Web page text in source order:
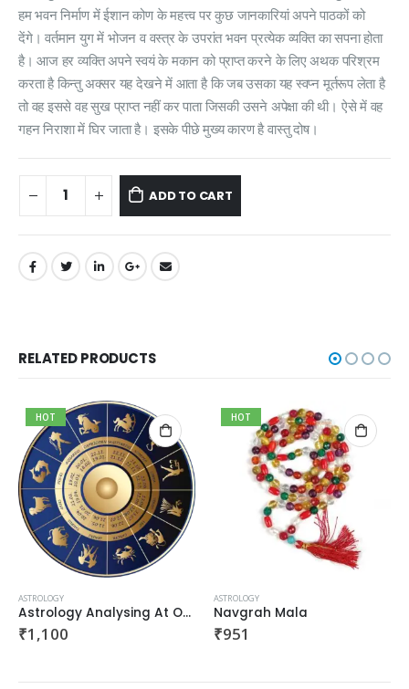
हम भवन निर्माण में ईशान कोण के महत्त्व पर कुछ जानकारियां अपने पाठकों को
देंगे। वर्तमान युग में भोजन व वस्त्र के उपरांत भवन प्रत्येक व्यक्ति का सपना होता
है। आज हर व्यक्ति अपने स्वयं के मकान को प्राप्त करने के लिए अथक परिश्रम
करता है किन्तु अक्सर यह देखने में आता है कि जब उसका यह स्वप्न मूर्तरूप लेता है
तो वह इससे वह सुख प्राप्त नहीं कर पाता जिसकी उसने अपेक्षा की थी। ऐसे में वह
गहन निराशा में घिर जाता है। इसके पीछे मुख्य कारण है वास्तु दोष।
ADD TO CART
RELATED PRODUCTS
HOT
ASTROLOGY
Astrology Analysing At Office
₹1,100
HOT
ASTROLOGY
Navgrah Mala
₹951